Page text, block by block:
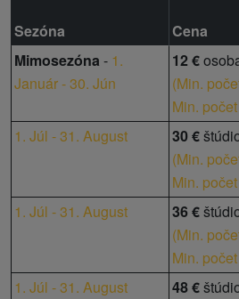
Sezóna Cena
Mimosezóna - 1.
Január - 30. Jún
12 €
(Min.
Min.
1. Júl - 31. August 30 €
(Min.
Min.
1. Júl - 31. August 36 €
(Min.
Min.
1. Júl - 31. August 48 €